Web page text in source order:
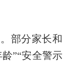
部分家长和
”“安全警示